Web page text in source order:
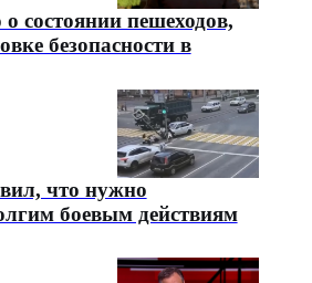
о состоянии пешеходов,
безопасности в
что нужно
боевым действиям